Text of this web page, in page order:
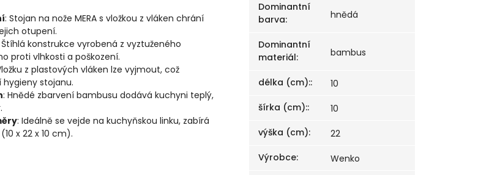
: Stojan na nože MERA s vložkou z vláken chrání
otupení.
Štíhlá konstrukce vyrobená z vyztuženého
proti vlhkosti a poškození.
z plastových vláken lze vyjmout, což
hygieny stojanu.
: Hnědé zbarvení bambusu dodává kuchyni teplý,
: Ideálně se vejde na kuchyňskou linku, zabírá
x 22 x 10 cm).
Dominantní
barva: hnědá
Dominantní
materiál: bambus
délka (cm)::
10
šírka (cm)::
10
výška (cm):
22
Výrobce:
Wenko